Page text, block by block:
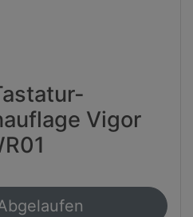
Vigor